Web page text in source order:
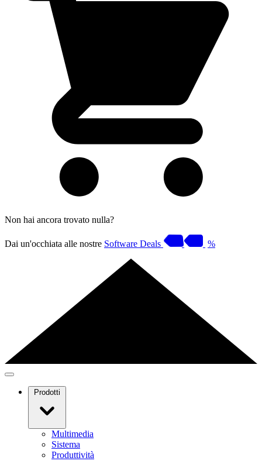
Non hai ancora trovato nulla?
Dai un'occhiata alle nostre Software Deals %
Prodotti
Multimedia
Sistema
Produttività